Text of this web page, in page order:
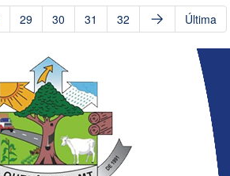
29 30 31 32 Última